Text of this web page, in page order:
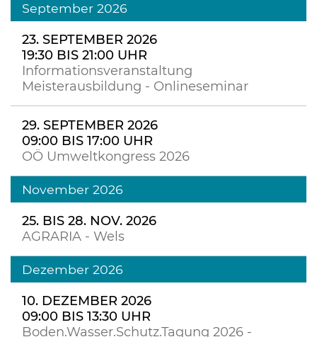
September 2026
23. SEPTEMBER 2026
19:30 BIS 21:00 UHR
Informationsveranstaltung
Meisterausbildung - Onlineseminar
29. SEPTEMBER 2026
09:00 BIS 17:00 UHR
OÖ Umweltkongress 2026
November 2026
25. BIS 28. NOV. 2026
AGRARIA - Wels
Dezember 2026
10. DEZEMBER 2026
09:00 BIS 13:30 UHR
Boden.Wasser.Schutz.Tagung 2026 -